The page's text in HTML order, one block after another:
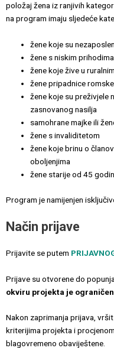
položaj žena iz ranjivih
na program imaju sljedeće
žene koje su
žene s niskim
žene koje žive u
žene pripadnice
žene koje su preživjele
zasnovanog nasilja
samohrane majke ili
žene s invaliditetom
žene koje brinu o
oboljenjima
žene starije od 45
Program je namijenjen
Način prijave
Prijavite se putem
Prijave su otvorene do
okviru projekta je
Nakon zaprimanja prijava,
kriterijima projekta i
blagovremeno obaviještene.